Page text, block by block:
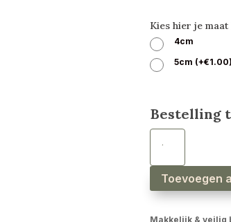
Kies hier je
4cm
5cm (+€1.00)
Bestelling
Haarspeldjes
bloem
bruin
aantalToevoegen
Makkelijk & veilig